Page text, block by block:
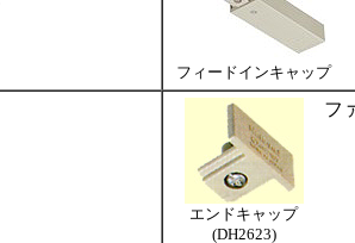
フィードインキャップ
エンドキャップ
(DH2623)
フ